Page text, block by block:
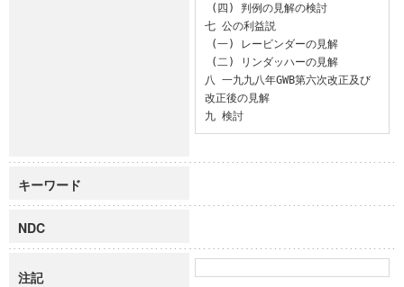
七 公の利益説
八 一九九八年GWB第六次改正及び
改正後の見解
九 検討
キーワード
NDC
注記